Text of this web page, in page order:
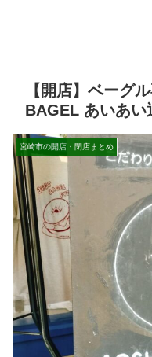
【開店】ベーグ
BAGEL あいあい
宮崎市の開店・閉店まとめ